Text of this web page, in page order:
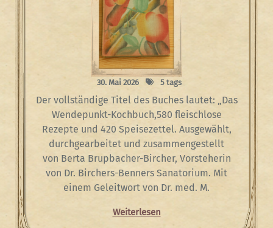
30. Mai 2026 5 tags
Der vollständige Titel des Buches lautet: „Das
Wendepunkt-Kochbuch,580 fleischlose
Rezepte und 420 Speisezettel. Ausgewählt,
durchgearbeitet und zusammengestellt
von Berta Brupbacher-Bircher, Vorsteherin
von Dr. Birchers-Benners Sanatorium. Mit
einem Geleitwort von Dr. med. M.
Weiterlesen